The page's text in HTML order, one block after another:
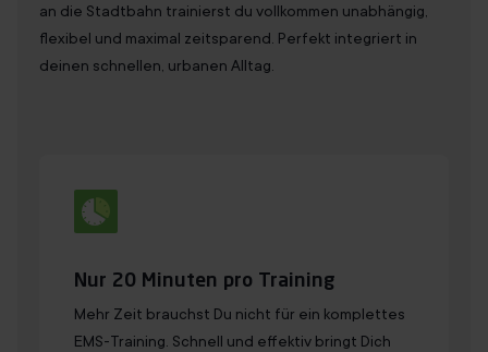
an die Stadtbahn trainierst du vollkommen unabhängig,
flexibel und maximal zeitsparend. Perfekt integriert in
deinen schnellen, urbanen Alltag.
Nur 20 Minuten pro Training
Mehr Zeit brauchst Du nicht für ein komplettes
EMS-Training. Schnell und effektiv bringt Dich